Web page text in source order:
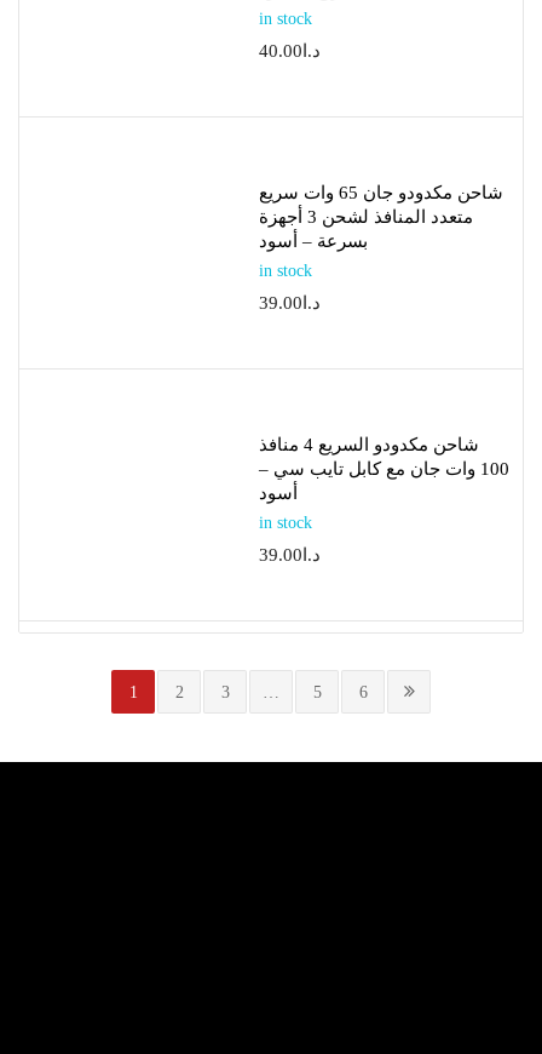
in stock
د.ا 40.00
شاحن مكدودو جان 65 وات سريع
متعدد المنافذ لشحن 3 أجهزة
بسرعة – أسود
in stock
د.ا 39.00
شاحن مكدودو السريع 4 منافذ
100 وات جان مع كابل تايب سي –
أسود
in stock
د.ا 39.00
1 2 3 5 6